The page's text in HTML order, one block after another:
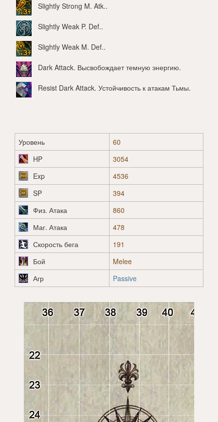
Slightly Strong M. Atk..
Slightly Weak P. Def..
Slightly Weak M. Def..
Dark Attack. Высвобождает темную энергию.
Resist Dark Attack. Устойчивость к атакам Тьмы.
Уровень
60
HP
3054
Exp
4536
SP
394
Физ. Атака
860
Маг. Атака
478
Скорость бега
191
Бой
Melee
Агр
Passive